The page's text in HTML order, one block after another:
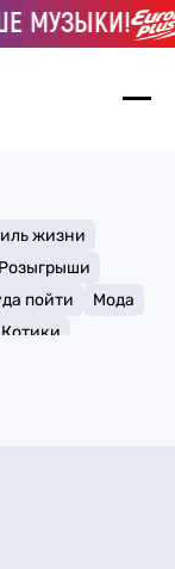
МУЗЫКИ!
жизни
Розыгрыши
пойти
Мода
Котики